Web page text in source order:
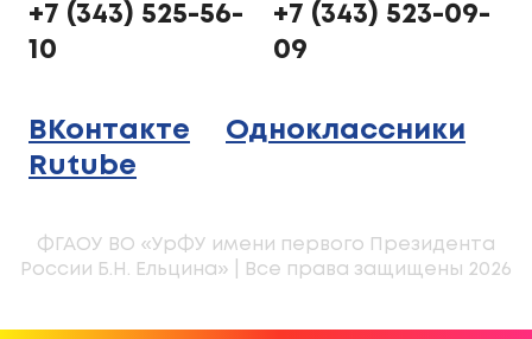
+7 (343) 525-56-
10
+7 (343) 523-09-
09
ВКонтакте
Одноклассники
Rutube
ФГАОУ ВО «УрФУ имени первого Президента
России Б.Н. Ельцина» | Все права защищены 2026